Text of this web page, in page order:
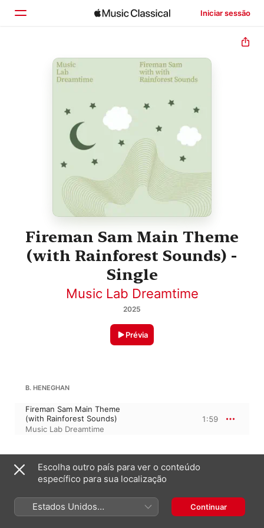
Iniciar sessão
Início
Explorar
Buscar
Fireman Sam Main Theme
(with Rainforest Sounds) -
Single
Music Lab Dreamtime
2025
Prévia
B. HENEGHAN
Fireman Sam Main Theme
(with Rainforest Sounds)
Music Lab Dreamtime
1:59
1 de agosto de 2025
1 faixa, 1 minuto
℗ A Decca Records Release; 2025 Universal Music
Operations Limited
GRAVADORA
Escolha outro país para ver o conteúdo
específico para sua localização
Estados Unidos
(Português Brasil)
Continuar